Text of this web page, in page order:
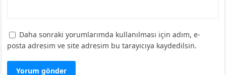
Daha sonraki yorumlarımda kullanılması için adım, e-
posta adresim ve site adresim bu tarayıcıya kaydedilsin.